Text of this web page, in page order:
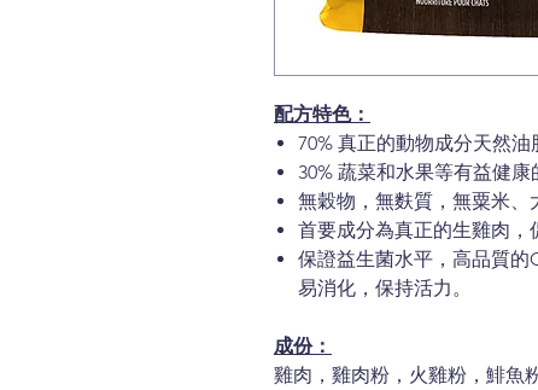
配方特色：
70% 真正的動物成分天然油
30% 蔬菜和水果等有益健康
無穀物，無麩質，無粟米、
首要成分為真正的生雞肉，
保證益生菌水平，高品質
易消化，保持活力。
成份：
雞肉，雞肉粉，火雞粉，鯡魚